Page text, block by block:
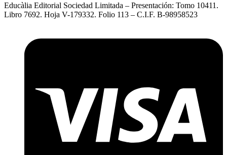
Educàlia Editorial Sociedad Limitada – Presentación: Tomo 10411.
Libro 7692. Hoja V-179332. Folio 113 – C.I.F. B-98958523